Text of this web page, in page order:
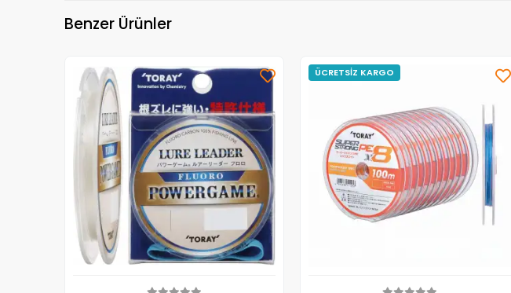
Benzer Ürünler
ÜCRETSİZ KARGO